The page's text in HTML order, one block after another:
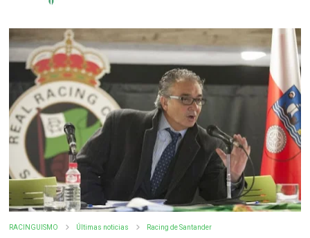
RACINGUISMO Últimas noticias Racing de Santander